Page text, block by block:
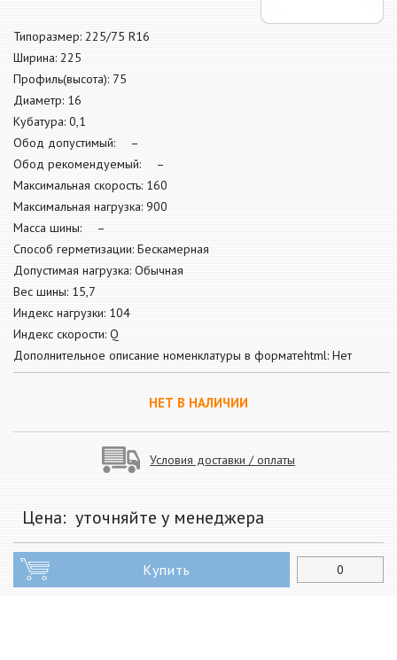
Типоразмер: 225/75 R16
Ширина: 225
Профиль(высота): 75
Диаметр: 16
Кубатура: 0,1
Обод допустимый: –
Обод рекомендуемый: –
Максимальная скорость: 160
Максимальная нагрузка: 900
Масса шины: –
Способ герметизации: Бескамерная
Допустимая нагрузка: Обычная
Вес шины: 15,7
Индекс нагрузки: 104
Индекс скорости: Q
Дополнительное описание номенклатуры в форматеhtml: Нет
НЕТ В НАЛИЧИИ
Условия доставки / оплаты
Цена: уточняйте у менеджера
Купить